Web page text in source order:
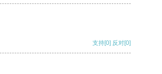
支持[0] 反对[0]